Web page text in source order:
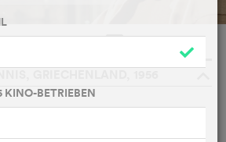
gehüllte Frau huscht entlang des
BETRIEBEN